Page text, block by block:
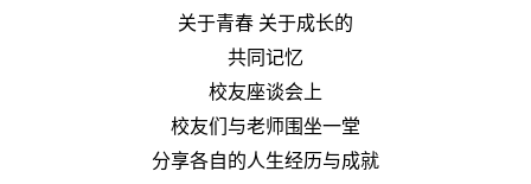
关于青春 关于成长的
共同记忆
校友座谈会上
校友们与老师围坐一堂
分享各自的人生经历与成就